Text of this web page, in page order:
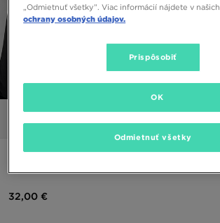
32,00 €
„Odmietnuť všetky”. Viac informácií nájdete v našich
ochrany osobných údajov.
Prispôsobiť
Odmietnuť všetky
OK